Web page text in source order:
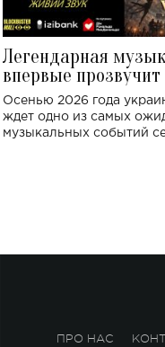
Легендарная
впервые
Украине: где
Осенью 2026 года
ждет одно из самых
музыкальных событий
ПРО НАС